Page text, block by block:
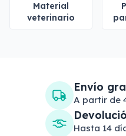
Material
veterinario
Envío
A partir de
Hasta 14